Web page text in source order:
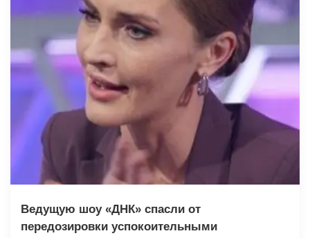
Ведущую шоу «ДНК» спасли от
передозировки успокоительными